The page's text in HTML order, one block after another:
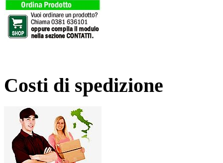
Costi di spedizione